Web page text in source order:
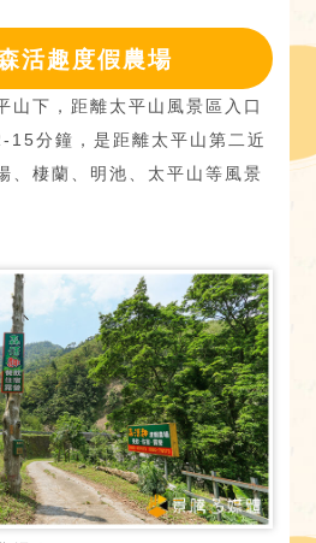
活趣度假農場
山下，距離太平山風景區入口
15分鐘，是距離太平山第二近
、棲蘭、明池、太平山等風景